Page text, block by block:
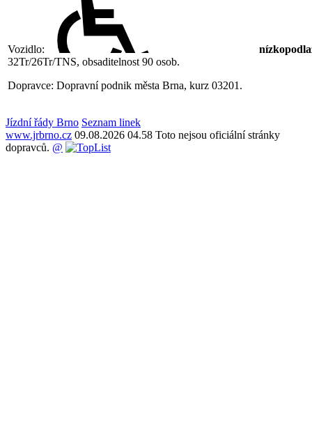
Vozidlo:
32Tr/26Tr/TNS, obsaditelnost 90 osob.
Dopravce: Dopravní podnik města Brna, kurz 03201.
Jízdní řády Brno Seznam linek
www.jrbrno.cz 09.08.2026 04.58 Toto nejsou oficiální stránky
dopravců. @